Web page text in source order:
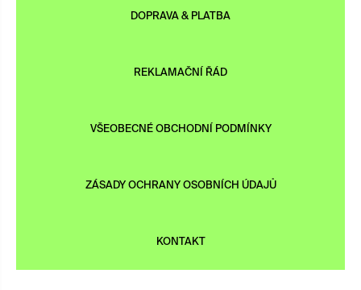
DOPRAVA & PLATBA
REKLAMAČNÍ ŘÁD
VŠEOBECNÉ OBCHODNÍ PODMÍNKY
ZÁSADY OCHRANY OSOBNÍCH ÚDAJŮ
KONTAKT